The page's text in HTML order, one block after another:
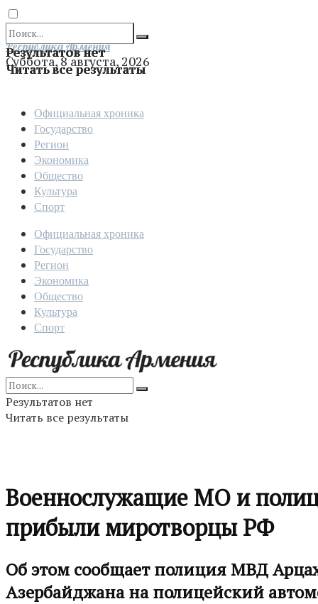
Результатов нет
Читать все результаты
Отправить
Республика Армения
Суббота, 8 августа, 2026
Официальная хроника
Государство
Регион
Экономика
Общество
Культура
Спорт
Официальная хроника
Государство
Регион
Экономика
Общество
Культура
Спорт
Результатов нет
Читать все результаты
Военнослужащие МО и
прибыли миротворцы РФ
Об этом сообщает полиция МВД
Азербайджана на полицейский